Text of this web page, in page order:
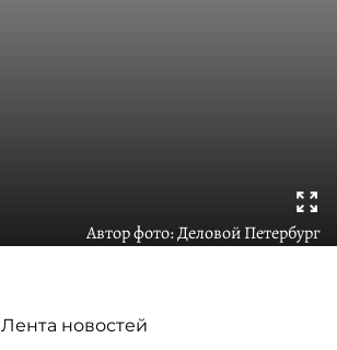
Автор фото:Деловой Петербург
Лента новостей